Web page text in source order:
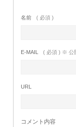
名前 ( 必須 )
E-MAIL ( 必須 ) ※ 公
URL
コメント内容